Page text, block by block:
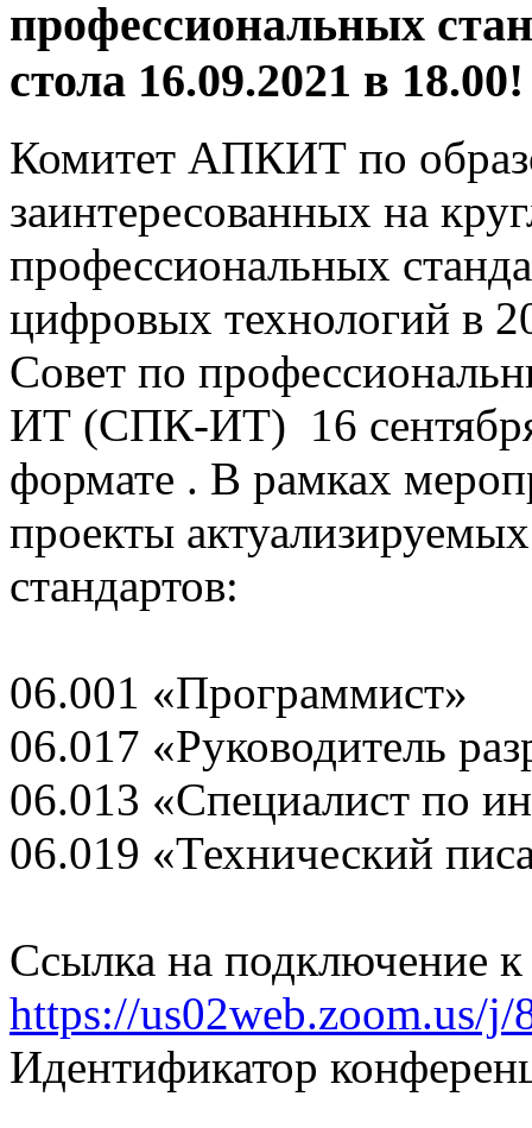
профессиональных
стола 16.09.2021 в 18.00!
Комитет АПКИТ по
заинтересованных на
профессиональных
цифровых технологий в
Совет по
ИТ (СПК-ИТ) 16 сентября
формате . В рамках
проекты
стандартов:
06.001 «Программист»
06.017 «Руководитель
06.013 «Специалист по
06.019 «Технический
Ссылка на подключение
https://us02web.zoom.us/j/
Идентификатор